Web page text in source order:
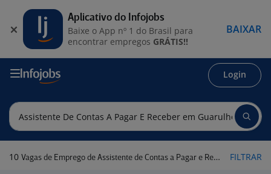
Login
10 Vagas de Emprego de Assistente de Contas a Pagar e Receber em Guarulhos - SP FILTRAR
Aplicativo do Infojobs
Baixe o App nº 1 do Brasil para
encontrar empregos GRÁTIS!!
BAIXAR